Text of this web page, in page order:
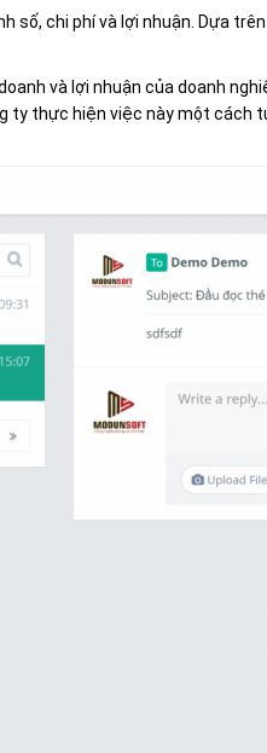
chi phí và lợi nhuận. Dựa
và lợi nhuận của doanh
ty thực hiện việc này một